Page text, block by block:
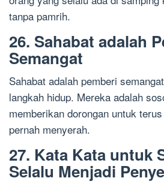
tanpa pamrih.
26. Sahabat adalah
Semangat
Sahabat adalah pemberi
langkah hidup. Mereka adalah
memberikan dorongan untuk
pernah menyerah.
27. Kata Kata untuk
Selalu Menjadi